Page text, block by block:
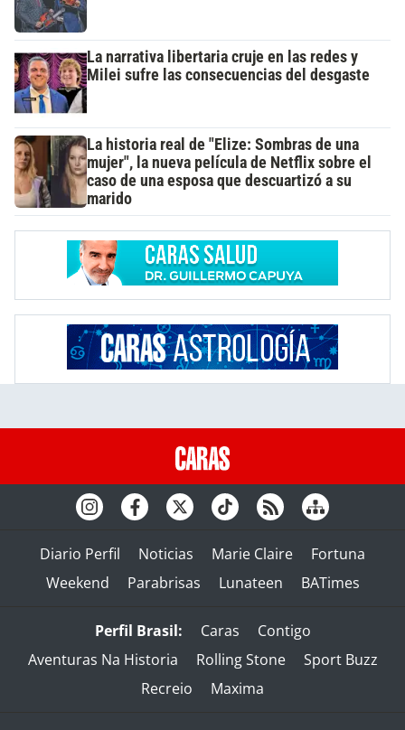
La narrativa libertaria cruje en las redes y
Milei sufre las consecuencias del desgaste
La historia real de "Elize: Sombras de una
mujer", la nueva película de Netflix sobre el
caso de una esposa que descuartizó a su
marido
Diario Perfil Noticias Marie Claire
Fortuna
Weekend
Parabrisas Lunateen BATimes
Perfil Brasil: Caras
Contigo
Aventuras Na Historia
Rolling Stone
Sport Buzz
Recreio
Maxima